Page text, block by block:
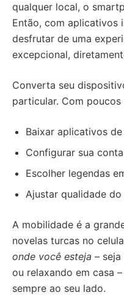
qualquer local, o
Então, com aplicativos
desfrutar de uma
excepcional,
Converta seu
particular. Com
Baixar aplicativos
Configurar sua
Escolher legendas
Ajustar qualidade
A mobilidade é a
novelas turcas no
onde você esteja –
ou relaxando em casa
sempre ao seu lado.